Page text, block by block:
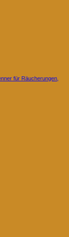
für Räucherungen,